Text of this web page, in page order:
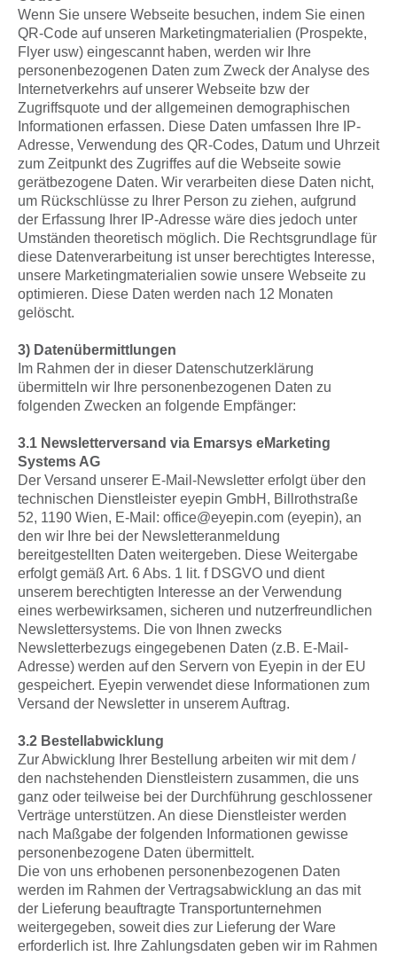
Wenn Sie unsere Webseite besuchen, indem Sie einen
QR-Code auf unseren Marketingmaterialien (Prospekte,
Flyer usw) eingescannt haben, werden wir Ihre
personenbezogenen Daten zum Zweck der Analyse des
Internetverkehrs auf unserer Webseite bzw der
Zugriffsquote und der allgemeinen demographischen
Informationen erfassen. Diese Daten umfassen Ihre IP-
Adresse, Verwendung des QR-Codes, Datum und Uhrzeit
zum Zeitpunkt des Zugriffes auf die Webseite sowie
gerätbezogene Daten. Wir verarbeiten diese Daten nicht,
um Rückschlüsse zu Ihrer Person zu ziehen, aufgrund
der Erfassung Ihrer IP-Adresse wäre dies jedoch unter
Umständen theoretisch möglich. Die Rechtsgrundlage für
diese Datenverarbeitung ist unser berechtigtes Interesse,
unsere Marketingmaterialien sowie unsere Webseite zu
optimieren. Diese Daten werden nach 12 Monaten
gelöscht.
3) Datenübermittlungen
Im Rahmen der in dieser Datenschutzerklärung
übermitteln wir Ihre personenbezogenen Daten zu
folgenden Zwecken an folgende Empfänger:
3.1 Newsletterversand via Emarsys eMarketing
Systems AG
Der Versand unserer E-Mail-Newsletter erfolgt über den
technischen Dienstleister eyepin GmbH, Billrothstraße
52, 1190 Wien, E-Mail: office@eyepin.com (eyepin), an
den wir Ihre bei der Newsletteranmeldung
bereitgestellten Daten weitergeben. Diese Weitergabe
erfolgt gemäß Art. 6 Abs. 1 lit. f DSGVO und dient
unserem berechtigten Interesse an der Verwendung
eines werbewirksamen, sicheren und nutzerfreundlichen
Newslettersystems. Die von Ihnen zwecks
Newsletterbezugs eingegebenen Daten (z.B. E-Mail-
Adresse) werden auf den Servern von Eyepin in der EU
gespeichert. Eyepin verwendet diese Informationen zum
Versand der Newsletter in unserem Auftrag.
3.2 Bestellabwicklung
Zur Abwicklung Ihrer Bestellung arbeiten wir mit dem /
den nachstehenden Dienstleistern zusammen, die uns
ganz oder teilweise bei der Durchführung geschlossener
Verträge unterstützen. An diese Dienstleister werden
nach Maßgabe der folgenden Informationen gewisse
personenbezogene Daten übermittelt.
Die von uns erhobenen personenbezogenen Daten
werden im Rahmen der Vertragsabwicklung an das mit
der Lieferung beauftragte Transportunternehmen
weitergegeben, soweit dies zur Lieferung der Ware
erforderlich ist. Ihre Zahlungsdaten geben wir im Rahmen